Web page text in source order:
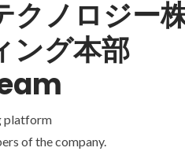
クノロジー
ング本部
platform
of the company.